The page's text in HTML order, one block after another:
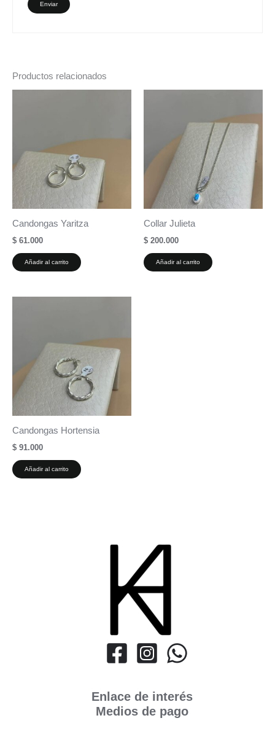
Productos relacionados
Candongas Yaritza
$ 61.000
Añadir al carrito
Collar Julieta
$ 200.000
Añadir al carrito
Candongas Hortensia
$ 91.000
Añadir al carrito
Enlace de interés
Medios de pago